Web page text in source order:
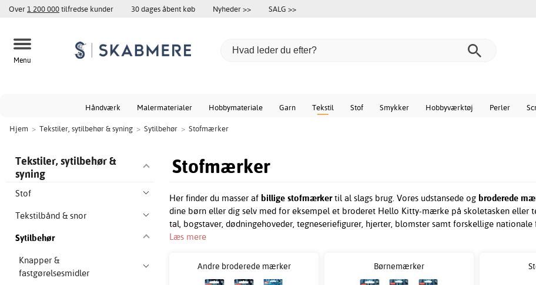
Over1 200 000tilfredse kunder 30 dages åbent køb Nyheder >> SALG >>
Menu
Håndværk Malermaterialer Hobbymateriale Garn Tekstil Stof Smykker Hobbyværktøj Perler
Hjem > Tekstiler, sytilbehør & syning > Sytilbehør > Stofmærker
Stofmærker
Her finder du masser af billige stofmærkertil al slags brug. Vores udstansede og broderede
dine børn eller dig selv med for eksempel et broderet Hello Kitty-mærke på skoletasken eller
tal, bogstaver, dødningehoveder, tegneseriefigurer, hjerter, blomster samt forskellige nationale
Læs mere
Tekstiler, sytilbehør &
syning
Stof
Tekstilbånd & snor
Sytilbehør
Knapper &
fastgørelsesmidler
Andre broderede mærker Børnemærker